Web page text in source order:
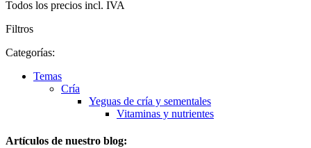
Todos los precios incl. IVA
Filtros
Categorías:
Temas
Cría
Yeguas de cría y sementales
Vitaminas y nutrientes
Artículos de nuestro blog: